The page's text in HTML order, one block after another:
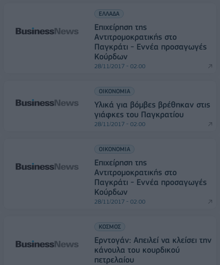
ΕΛΛΑΔΑ
Επιχείρηση της
Αντιτρομοκρατικής στο
Παγκράτι - Εννέα προσαγωγές
Κούρδων
28/11/2017 - 02:00
ΟΙΚΟΝΟΜΙΑ
Υλικά για βόμβες βρέθηκαν στις
γιάφκες του Παγκρατίου
28/11/2017 - 02:00
ΟΙΚΟΝΟΜΙΑ
Επιχείρηση της
Αντιτρομοκρατικής στο
Παγκράτι - Εννέα προσαγωγές
Κούρδων
28/11/2017 - 02:00
ΚΟΣΜΟΣ
Ερντογάν: Απειλεί να κλείσει την
κάνουλα του κουρδικού
πετρελαίου